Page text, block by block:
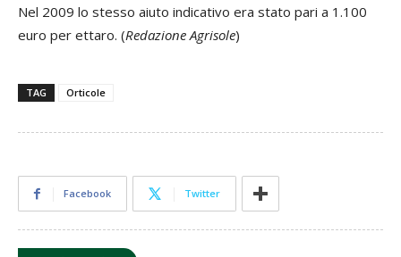
Nel 2009 lo stesso aiuto indicativo era stato pari a 1.100
euro per ettaro. (Redazione Agrisole)
TAG Orticole
Facebook Twitter